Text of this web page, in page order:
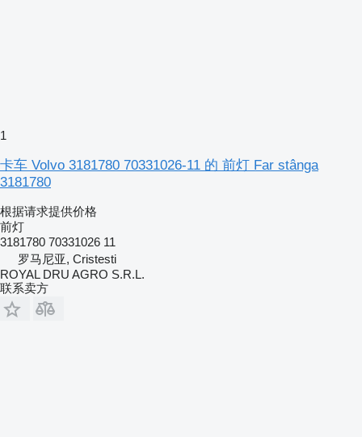
1
卡车 Volvo 3181780 70331026-11 的 前灯 Far stânga
3181780
根据请求提供价格
前灯
3181780 70331026 11
罗马尼亚, Cristesti
ROYAL DRU AGRO S.R.L.
联系卖方